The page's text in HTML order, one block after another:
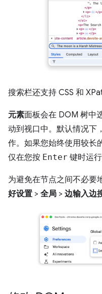
搜索栏还支持 CSS 和
元素面板会在 DOM 树中
动到视口中。默认情况下
作。如果您始终使用较长
仅在您按 Enter 键时运行
为避免在节点之间不必要
好设置 > 全局 > 边输入边